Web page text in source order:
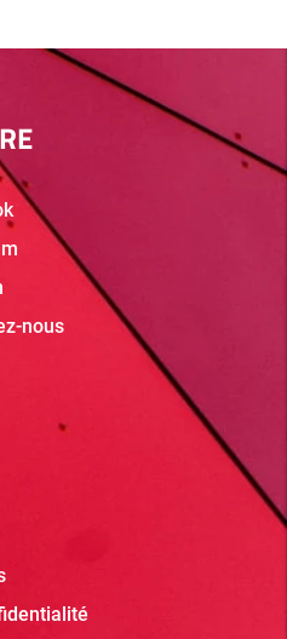
nous